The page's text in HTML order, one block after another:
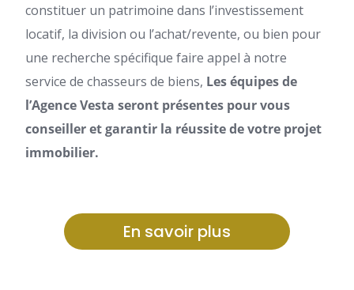
constituer un patrimoine dans l’investissement
locatif, la division ou l’achat/revente, ou bien pour
une recherche spécifique faire appel à notre
service de chasseurs de biens, Les équipes de
l’Agence Vesta seront présentes pour vous
conseiller et garantir la réussite de votre projet
immobilier.
En savoir plus